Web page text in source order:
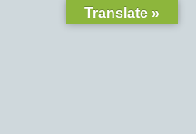
Translate »